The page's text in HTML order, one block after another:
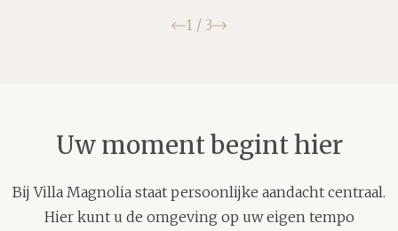
Vorige
1 / 3 Volgende
Uw moment begint hier
Bij Villa Magnolia staat persoonlijke aandacht centraal.
Hier kunt u de omgeving op uw eigen tempo